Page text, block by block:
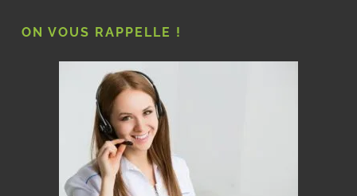
ON VOUS RAPPELLE !